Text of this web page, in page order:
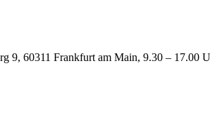
9, 60311 Frankfurt am Main, 9.30 – 17.00